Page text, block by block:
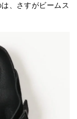
、さすがビームス